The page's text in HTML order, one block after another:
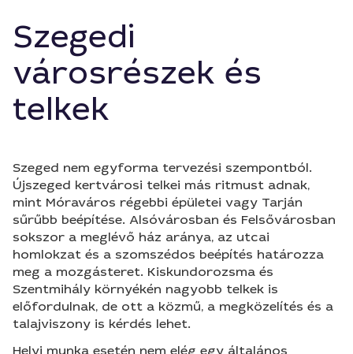
Szegedi
városrészek és
telkek
Szeged nem egyforma tervezési szempontból.
Újszeged kertvárosi telkei más ritmust adnak,
mint Móraváros régebbi épületei vagy Tarján
sűrűbb beépítése. Alsóvárosban és Felsővárosban
sokszor a meglévő ház aránya, az utcai
homlokzat és a szomszédos beépítés határozza
meg a mozgásteret. Kiskundorozsma és
Szentmihály környékén nagyobb telkek is
előfordulnak, de ott a közmű, a megközelítés és a
talajviszony is kérdés lehet.
Helyi munka esetén nem elég egy általános